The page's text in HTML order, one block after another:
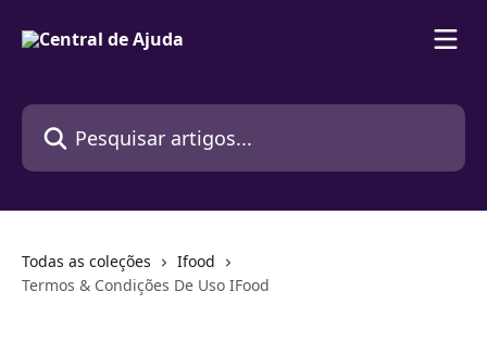
Pesquisar artigos...
Todas as coleções
Ifood
Termos & Condições De Uso IFood